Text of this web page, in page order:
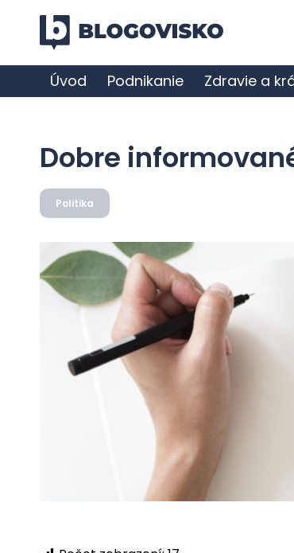
Úvod Podnikanie Zdravie a
Dobre
Politika